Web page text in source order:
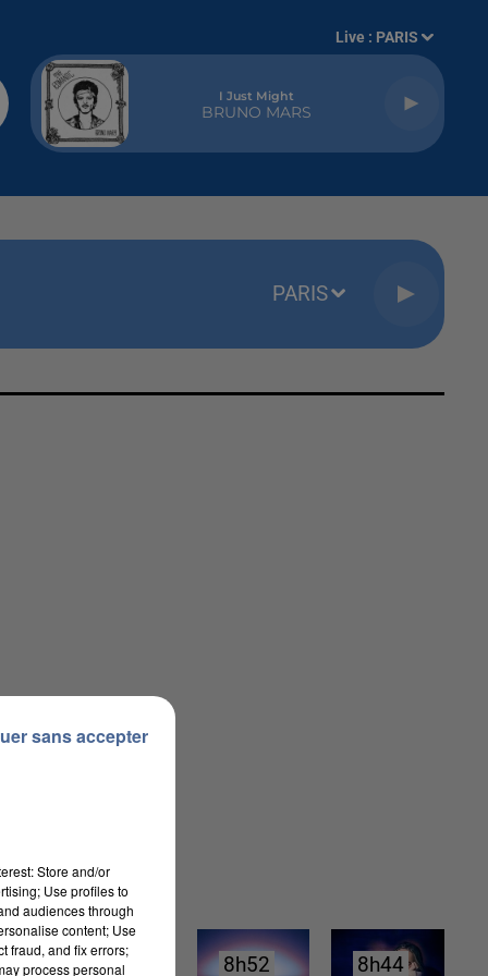
Live : PARIS
I Just Might
BRUNO MARS
PARIS
8h53
8h53 8h52
8h52 8h44
8h44
Store and/or
Use profiles to
audiences through
content; Use
fraud, and fix errors;
process personal
sans accepter